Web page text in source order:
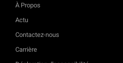
À Propos
Actu
Contactez-nous
Carrière